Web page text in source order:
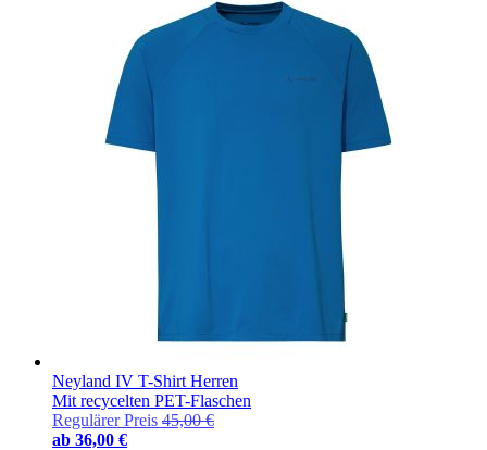
Neyland IV T-Shirt Herren
Mit recycelten PET-Flaschen
Regulärer Preis 45,00 €
ab 36,00 €